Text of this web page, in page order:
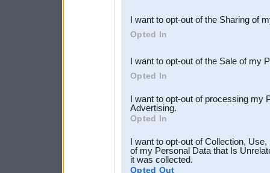
Downstream Participants
third parties.
I want to opt-out of the Sharing of
Opted In
I want to opt-out of the Sale of my
Opted In
I want to opt-out of processing my
Advertising.
Opted In
I want to opt-out of Collection,
of my Personal Data that Is
it was collected.
Opted Out